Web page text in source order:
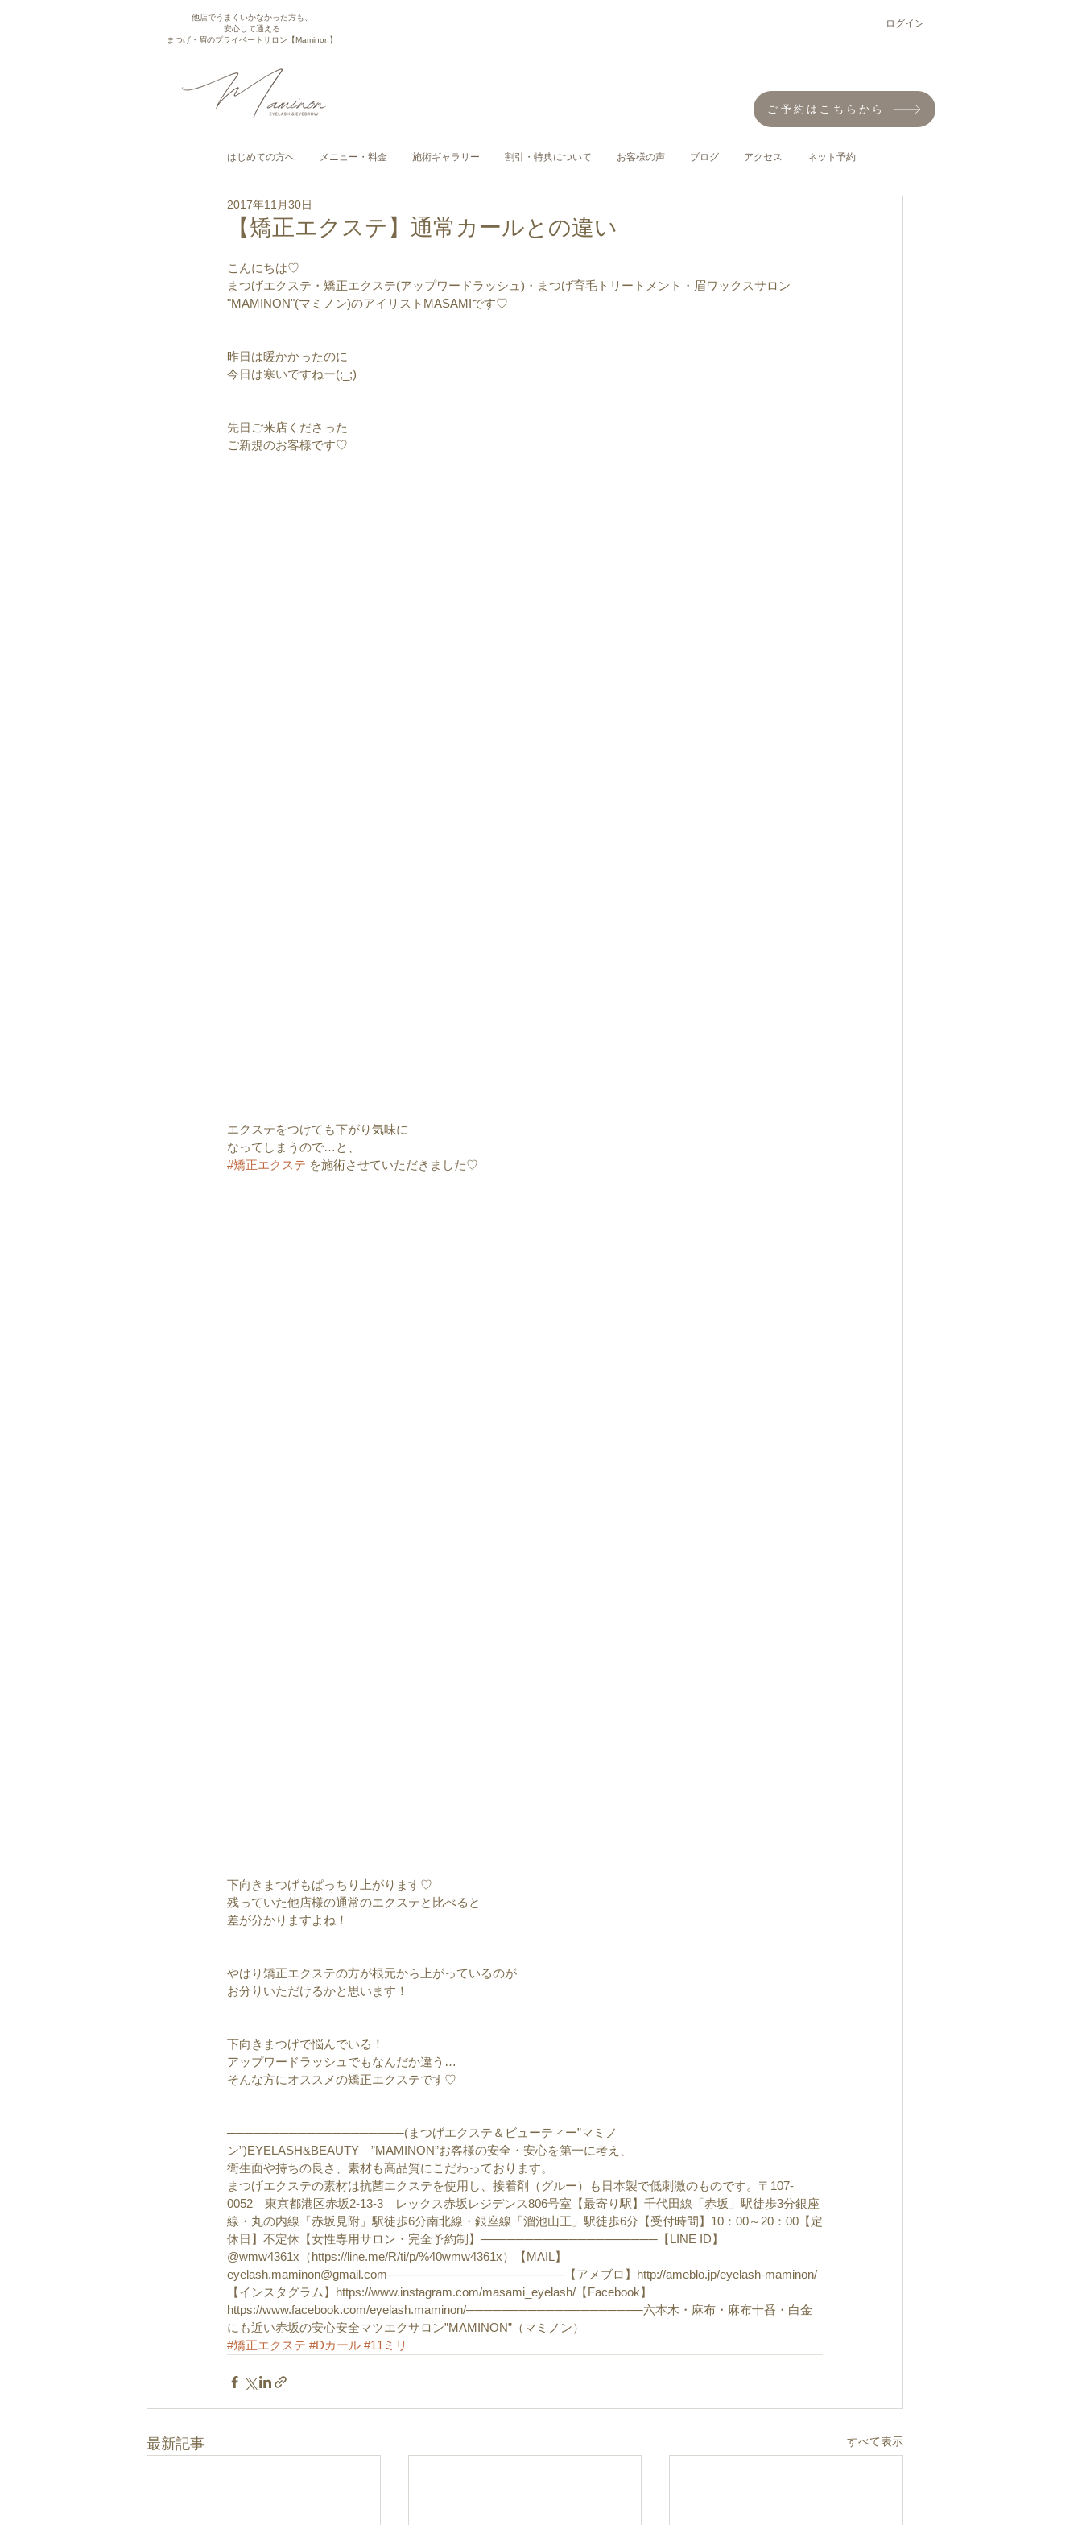
他店でうまくいかなかった方も、
安心して通える
まつげ・眉のプライベートサロン【Maminon】
ログイン
ご予約はこちらから
はじめての方へ メニュー・料金 施術ギャラリー 割引・特典について お客様の声 ブログ アクセス ネット予約
【矯正エクステ】通常カールとの違い
2017年11月30日
こんにちは♡
まつげエクステ・矯正エクステ(アップワードラッシュ)・まつげ育毛トリートメント・眉ワックスサロン
"MAMINON"(マミノン)のアイリストMASAMIです♡
昨日は暖かかったのに
今日は寒いですねー(;_;)
先日ご来店くださった
ご新規のお客様です♡
エクステをつけても下がり気味に
なってしまうので…と、
#矯正エクステ を施術させていただきました♡
下向きまつげもぱっちり上がります♡
残っていた他店様の通常のエクステと比べると
差が分かりますよね！
やはり矯正エクステの方が根元から上がっているのが
お分りいただけるかと思います！
下向きまつげで悩んでいる！
アップワードラッシュでもなんだか違う…
そんな方にオススメの矯正エクステです♡
────────────────────(まつげエクステ＆ビューティー”マミノ
ン”)EYELASH&BEAUTY　”MAMINON”お客様の安全・安心を第一に考え、
衛生面や持ちの良さ、素材も高品質にこだわっております。
まつげエクステの素材は抗菌エクステを使用し、接着剤（グルー）も日本製で低刺激のものです。〒107-
0052　東京都港区赤坂2-13-3　レックス赤坂レジデンス806号室【最寄り駅】千代田線「赤坂」駅徒歩3分銀座
線・丸の内線「赤坂見附」駅徒歩6分南北線・銀座線「溜池山王」駅徒歩6分【受付時間】10：00～20：00【定
休日】不定休【女性専用サロン・完全予約制】────────────────────【LINE ID】
@wmw4361x（https://line.me/R/ti/p/%40wmw4361x）【MAIL】
eyelash.maminon@gmail.com────────────────────【アメブロ】http://ameblo.jp/eyelash-maminon/
【インスタグラム】https://www.instagram.com/masami_eyelash/【Facebook】
https://www.facebook.com/eyelash.maminon/────────────────────六本木・麻布・麻布十番・白金
にも近い赤坂の安心安全マツエクサロン”MAMINON”（マミノン）
#矯正エクステ #Dカール #11ミリ
最新記事 すべて表示